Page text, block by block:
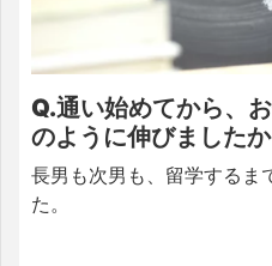
Q.通い始めてから、
のように伸びましたか
長男も次男も、留学するま
た。